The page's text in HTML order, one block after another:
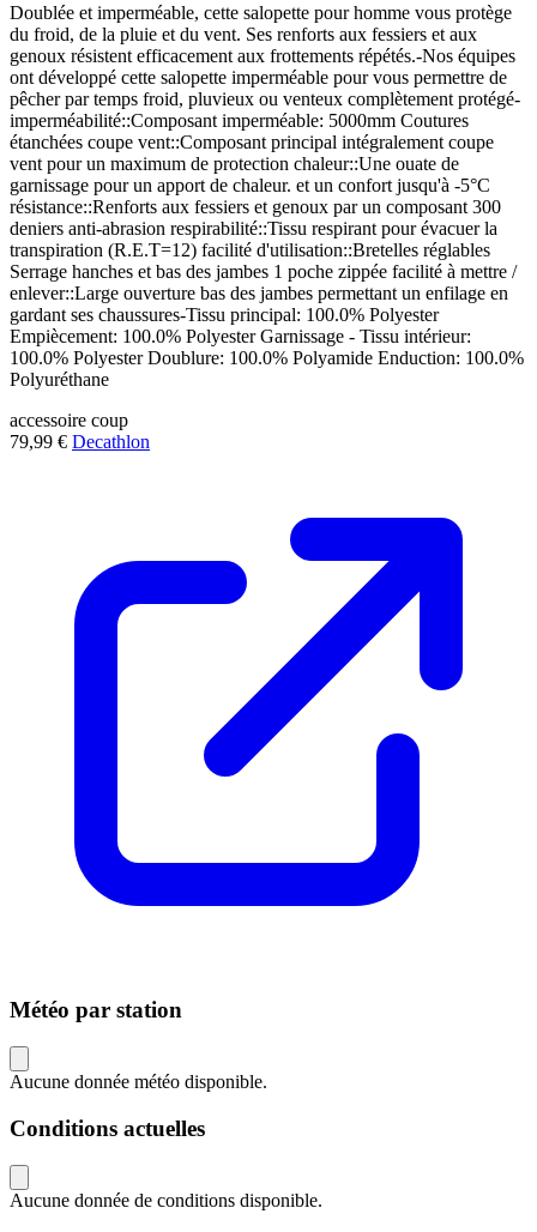
Doublée et imperméable, cette salopette pour homme vous protège
du froid, de la pluie et du vent. Ses renforts aux fessiers et aux
genoux résistent efficacement aux frottements répétés.-Nos équipes
ont développé cette salopette imperméable pour vous permettre de
pêcher par temps froid, pluvieux ou venteux complètement protégé-
imperméabilité::Composant imperméable: 5000mm Coutures
étanchées coupe vent::Composant principal intégralement coupe
vent pour un maximum de protection chaleur::Une ouate de
garnissage pour un apport de chaleur. et un confort jusqu'à -5°C
résistance::Renforts aux fessiers et genoux par un composant 300
deniers anti-abrasion respirabilité::Tissu respirant pour évacuer la
transpiration (R.E.T=12) facilité d'utilisation::Bretelles réglables
Serrage hanches et bas des jambes 1 poche zippée facilité à mettre /
enlever::Large ouverture bas des jambes permettant un enfilage en
gardant ses chaussures-Tissu principal: 100.0% Polyester
Empiècement: 100.0% Polyester Garnissage - Tissu intérieur:
100.0% Polyester Doublure: 100.0% Polyamide Enduction: 100.0%
Polyuréthane
accessoire coup
79,99 € Decathlon
Météo par station
Aucune donnée météo disponible.
Conditions actuelles
Aucune donnée de conditions disponible.